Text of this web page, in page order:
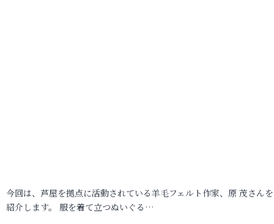
今回は、芦屋を拠点に活動されている羊毛フェルト作家、原 茂さん
紹介します。 服を着て立つぬいぐる…